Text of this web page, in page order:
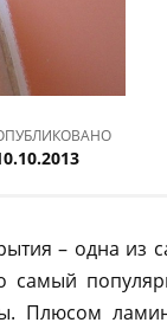
– одна из
Плюсом